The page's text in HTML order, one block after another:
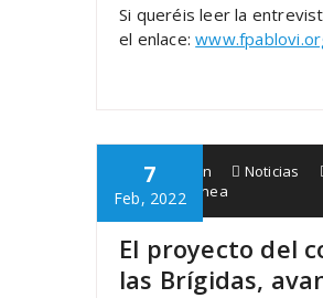
Si queréis leer la
el enlace:
7
Feb, 2022
Babespean Noticias
Zaintzen gunea
El proyecto del
las Brígidas,